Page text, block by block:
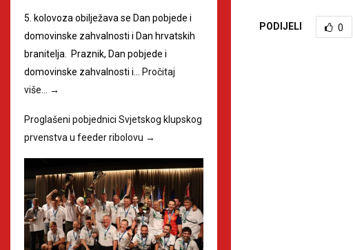
PODIJELI 0
5. kolovoza obilježava se Dan pobjede i
domovinske zahvalnosti i Dan hrvatskih
branitelja. Praznik, Dan pobjede i
domovinske zahvalnosti i…
Pročitaj
više…
→
Proglašeni pobjednici Svjetskog klupskog
prvenstva u feeder ribolovu →